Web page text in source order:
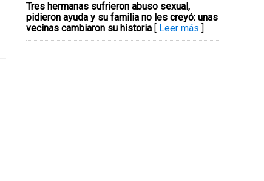
Tres hermanas sufrieron abuso sexual,
pidieron ayuda y su familia no les creyó: unas
vecinas cambiaron su historia [ Leer más ]